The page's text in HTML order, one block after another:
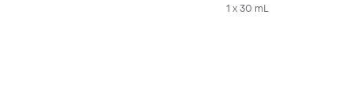
1 x 30 mL